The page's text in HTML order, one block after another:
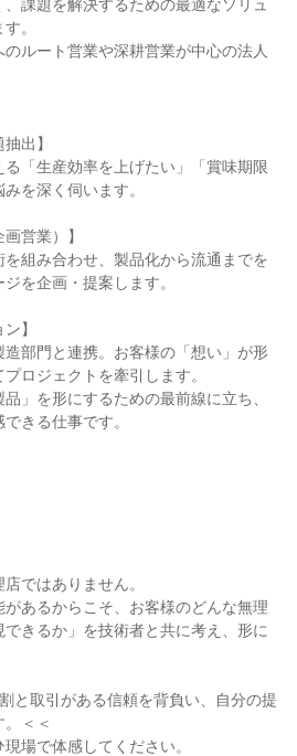
課題を解決するための最適なソリュ
。
ルート営業や深耕営業が中心の法人
出】
「生産効率を上げたい」「賞味期限
を深く伺います。
営業）】
組み合わせ、製品化から流通までを
を企画・提案します。
】
部門と連携。お客様の「想い」が形
ロジェクトを牽引します。
」を形にするための最前線に立ち、
きる仕事です。
ではありません。
あるからこそ、お客様のどんな無理
きるか」を技術者と共に考え、形に
と取引がある信頼を背負い、自分の提
＜＜
場で体感してください。